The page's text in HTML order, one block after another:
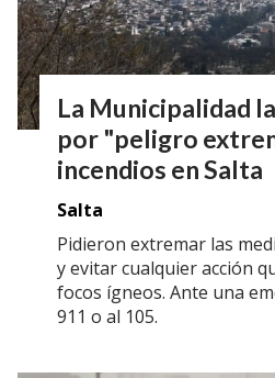
La Municipalidad
por "peligro
incendios en Salta
Salta
Pidieron extremar las
y evitar cualquier acción
focos ígneos. Ante una
911 o al 105.